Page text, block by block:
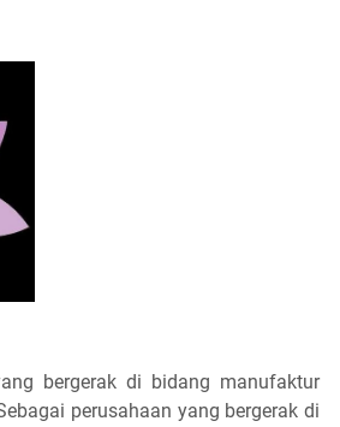
bergerak di bidang manufaktur
perusahaan yang bergerak di